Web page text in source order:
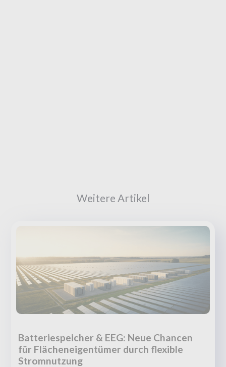
Weitere Artikel
Batteriespeicher & EEG: Neue Chancen
für Flächeneigentümer durch flexible
Stromnutzung